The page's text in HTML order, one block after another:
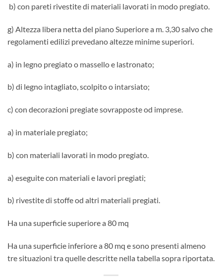
b) con pareti rivestite di materiali lavorati in modo pregiato.
g) Altezza libera netta del piano Superiore a m. 3,30 salvo che
regolamenti edilizi prevedano altezze minime superiori.
a) in legno pregiato o massello e lastronato;
b) di legno intagliato, scolpito o intarsiato;
c) con decorazioni pregiate sovrapposte od imprese.
a) in materiale pregiato;
b) con materiali lavorati in modo pregiato.
a) eseguite con materiali e lavori pregiati;
b) rivestite di stoffe od altri materiali pregiati.
Ha una superficie superiore a 80 mq
Ha una superficie inferiore a 80 mq e sono presenti almeno
tre situazioni tra quelle descritte nella tabella sopra riportata.